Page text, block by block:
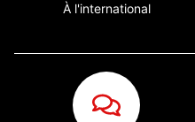
À l'international